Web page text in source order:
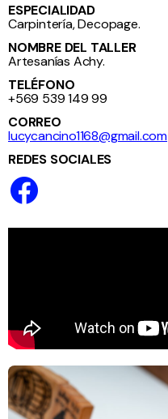
ESPECIALIDAD
Carpintería, Decopage.
NOMBRE DEL TALLER
Artesanías Achy.
TELÉFONO
+569 539 149 99
CORREO
lucycancino1168@gmail.com
REDES SOCIALES